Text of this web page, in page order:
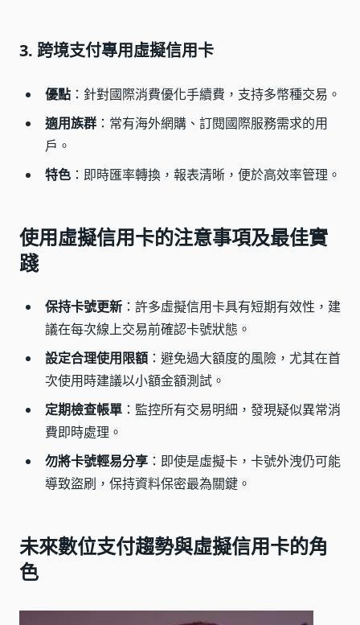
3. 跨境支付專用虛擬信用卡
優點 ：針對國際消費優化手續費，支持多幣種交易。
適用族群 ：常有海外網購、訂閱國際服務需求的用
戶。
特色 ：即時匯率轉換，報表清晰，便於高效率管理。
使用虛擬信用卡的注意事項及最佳實
踐
保持卡號更新 ：許多虛擬信用卡具有短期有效性，建
議在每次線上交易前確認卡號狀態。
設定合理使用限額 ：避免過大額度的風險，尤其在首
次使用時建議以小額金額測試。
定期檢查帳單 ：監控所有交易明細，發現疑似異常消
費即時處理。
勿將卡號輕易分享 ：即使是虛擬卡，卡號外洩仍可能
導致盜刷，保持資料保密最為關鍵。
未來數位支付趨勢與虛擬信用卡的角
色